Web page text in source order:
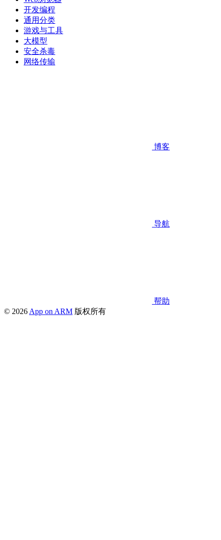
开发编程
通用分类
游戏与工具
大模型
安全杀毒
网络传输
博客
导航
帮助
© 2026 App on ARM 版权所有